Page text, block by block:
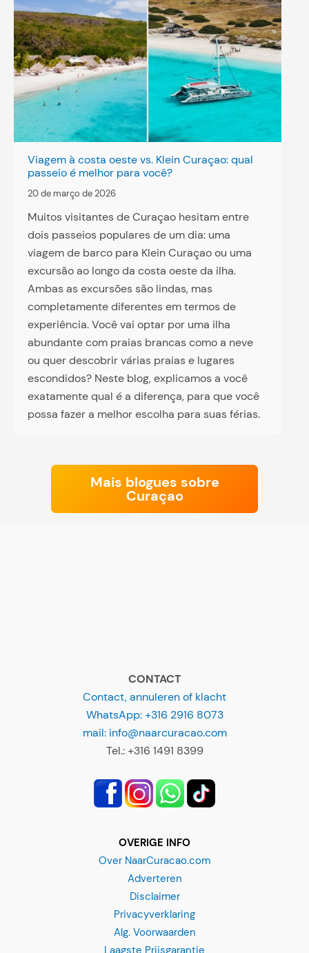
Viagem à costa oeste vs. Klein Curaçao: qual
passeio é melhor para você?
20 de março de 2026
Muitos visitantes de Curaçao hesitam entre
dois passeios populares de um dia: uma
viagem de barco para Klein Curaçao ou uma
excursão ao longo da costa oeste da ilha.
Ambas as excursões são lindas, mas
completamente diferentes em termos de
experiência. Você vai optar por uma ilha
abundante com praias brancas como a neve
ou quer descobrir várias praias e lugares
escondidos? Neste blog, explicamos a você
exatamente qual é a diferença, para que você
possa fazer a melhor escolha para suas férias.
Mais blogues sobre
Curaçao
CONTACT
Contact, annuleren of klacht
WhatsApp: +316 2916 8073
mail: info@naarcuracao.com
Tel.: +316 1491 8399
OVERIGE INFO
Over NaarCuracao.com
Adverteren
Disclaimer
Privacyverklaring
Alg. Voorwaarden
Laagste Prijsgarantie